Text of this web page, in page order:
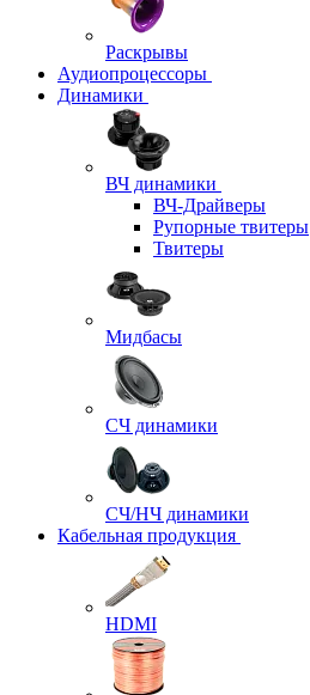
Раскрывы
Аудиопроцессоры
Динамики
ВЧ динамики
ВЧ-Драйверы
Рупорные твитеры
Твитеры
Мидбасы
СЧ динамики
СЧ/НЧ динамики
Кабельная продукция
HDMI